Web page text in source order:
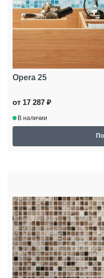
Opera 25
от 17 287 ₽
В наличии